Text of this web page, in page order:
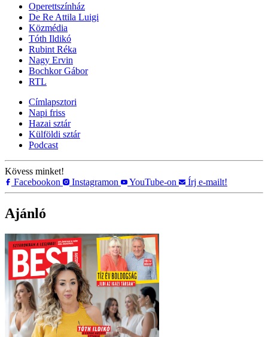
Operettszínház
De Re Attila Luigi
Közmédia
Tóth Ildikó
Rubint Réka
Nagy Ervin
Bochkor Gábor
RTL
Címlapsztori
Napi friss
Hazai sztár
Külföldi sztár
Podcast
Kövess minket!
Facebookon
Instagramon YouTube-on Írj e-mailt!
Ajánló